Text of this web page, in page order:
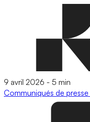
9 avril 2026 - 5 min
Communiqués de presse